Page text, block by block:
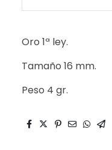
Oro 1ª ley.
Tamaño 16 mm.
Peso 4 gr.